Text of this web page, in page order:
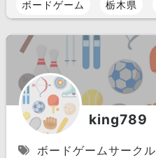
ボードゲーム 栃木県
king789
ボードゲームサークル